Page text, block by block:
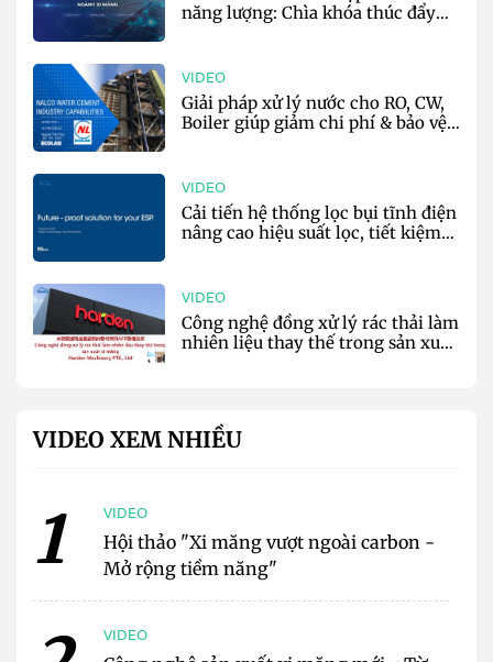
năng lượng: Chìa khóa thúc đẩy
VIDEO
Giải pháp xử lý nước cho RO, CW,
Boiler giúp giảm chi phí & bảo vệ
VIDEO
Cải tiến hệ thống lọc bụi tĩnh điện
nâng cao hiệu suất lọc, tiết kiệm
VIDEO
Công nghệ đồng xử lý rác thải làm
nhiên liệu thay thế trong sản xuất
VIDEO XEM NHIỀU
1 VIDEO
Hội thảo "Xi măng vượt ngoài carbon -
Mở rộng tiềm năng"
VIDEO